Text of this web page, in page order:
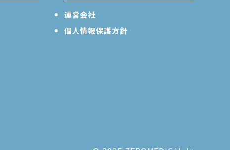
運営会社
個人情報保護方針